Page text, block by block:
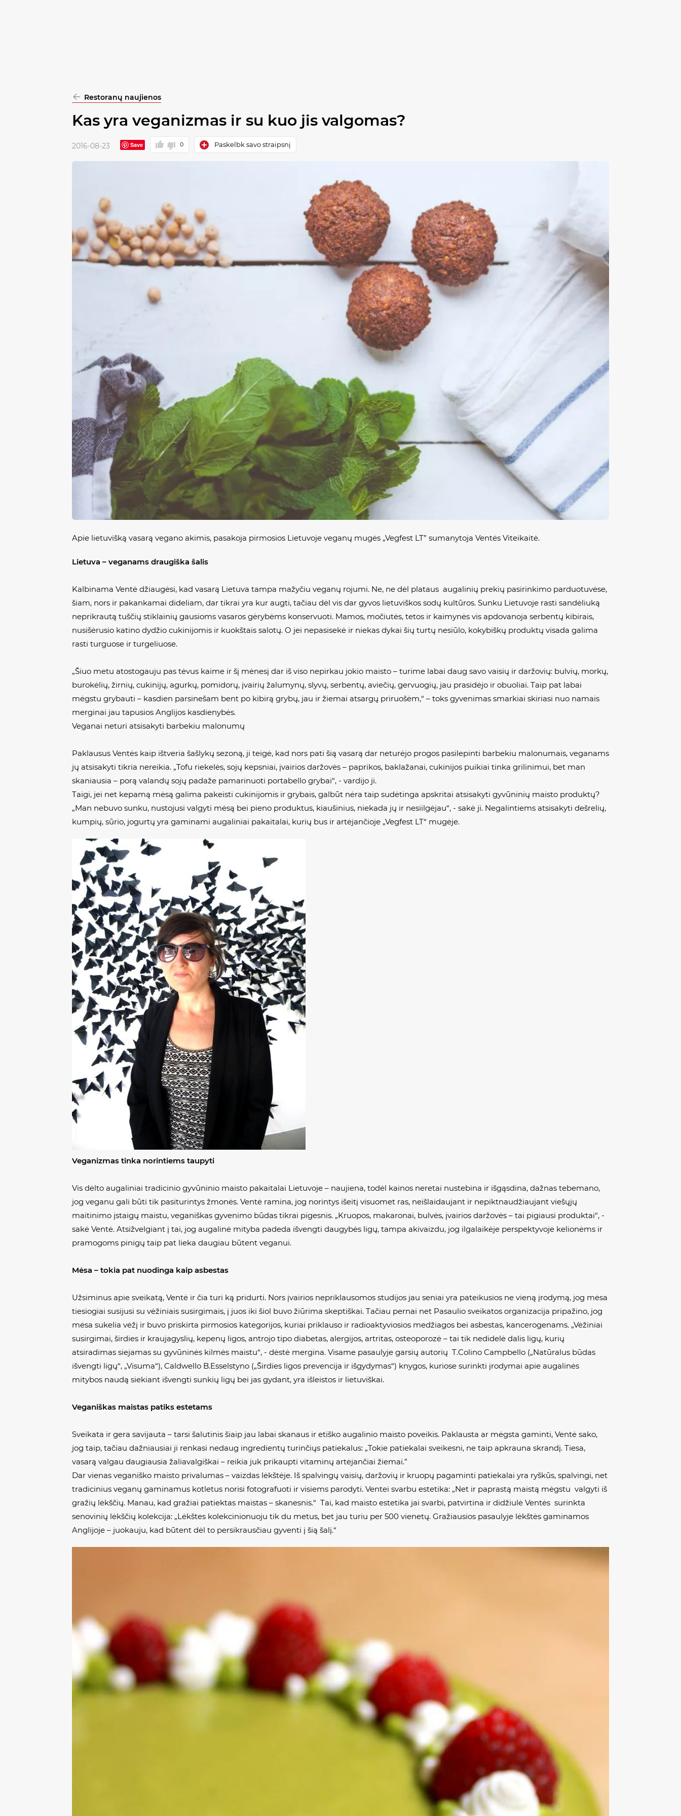
Restoranų naujienos
Kas yra veganizmas ir su kuo jis valgomas?
2016-08-23 Save 0 Paskelbk savo straipsnį
Apie lietuvišką vasarą vegano akimis, pasakoja pirmosios Lietuvoje veganų mugės „Vegfest LT” sumanytoja Ventės Viteikaitė.
Lietuva – veganams draugiška šalis
Kalbinama Ventė džiaugėsi, kad vasarą Lietuva tampa mažyčiu veganų rojumi. Ne, ne dėl plataus augalinių prekių pasirinkimo parduotuvėse,
šiam, nors ir pakankamai dideliam, dar tikrai yra kur augti, tačiau dėl vis dar gyvos lietuviškos sodų kultūros. Sunku Lietuvoje rasti sandėliuką
neprikrautą tuščių stiklainių gausioms vasaros gėrybėms konservuoti. Mamos, močiutės, tetos ir kaimynės vis apdovanoja serbentų kibirais,
nusišėrusio katino dydžio cukinijomis ir kuokštais salotų. O jei nepasisekė ir niekas dykai šių turtų nesiūlo, kokybiškų produktų visada galima
rasti turguose ir turgeliuose.
„Šiuo metu atostogauju pas tėvus kaime ir šį mėnesį dar iš viso nepirkau jokio maisto – turime labai daug savo vaisių ir daržovių: bulvių, morkų,
burokėlių, žirnių, cukinijų, agurkų, pomidorų, įvairių žalumynų, slyvų, serbentų, aviečių, gervuogių, jau prasidėjo ir obuoliai. Taip pat labai
mėgstu grybauti – kasdien parsinešam bent po kibirą grybų, jau ir žiemai atsargų priruošėm,“ – toks gyvenimas smarkiai skiriasi nuo namais
merginai jau tapusios Anglijos kasdienybės.
Veganai neturi atsisakyti barbekiu malonumų
Paklausus Ventės kaip ištveria šašlykų sezoną, ji teigė, kad nors pati šią vasarą dar neturėjo progos pasilepinti barbekiu malonumais, veganams
jų atsisakyti tikria nereikia. „Tofu riekelės, sojų kepsniai, įvairios daržovės – paprikos, baklažanai, cukinijos puikiai tinka grilinimui, bet man
skaniausia – porą valandų sojų padaže pamarinuoti portabello grybai“, - vardijo ji.
Taigi, jei net kepamą mėsą galima pakeisti cukinijomis ir grybais, galbūt nėra taip sudėtinga apskritai atsisakyti gyvūninių maisto produktų?
„Man nebuvo sunku, nustojusi valgyti mėsą bei pieno produktus, kiaušinius, niekada jų ir nesiilgėjau“, - sakė ji. Negalintiems atsisakyti dešrelių,
kumpių, sūrio, jogurtų yra gaminami augaliniai pakaitalai, kurių bus ir artėjančioje „Vegfest LT“ mugėje.
Veganizmas tinka norintiems taupyti
Vis dėlto augaliniai tradicinio gyvūninio maisto pakaitalai Lietuvoje – naujiena, todėl kainos neretai nustebina ir išgąsdina, dažnas tebemano,
jog veganu gali būti tik pasiturintys žmonės. Ventė ramina, jog norintys išeitį visuomet ras, neišlaidaujant ir nepiktnaudžiaujant viešųjų
maitinimo įstaigų maistu, veganiškas gyvenimo būdas tikrai pigesnis. „Kruopos, makaronai, bulvės, įvairios daržovės – tai pigiausi produktai“, -
sakė Ventė. Atsižvelgiant į tai, jog augalinė mityba padeda išvengti daugybės ligų, tampa akivaizdu, jog ilgalaikėje perspektyvoje kelionėms ir
pramogoms pinigų taip pat lieka daugiau būtent veganui.
Mėsa – tokia pat nuodinga kaip asbestas
Užsiminus apie sveikatą, Ventė ir čia turi ką pridurti. Nors įvairios nepriklausomos studijos jau seniai yra pateikusios ne vieną įrodymą, jog mėsa
tiesiogiai susijusi su vėžiniais susirgimais, į juos iki šiol buvo žiūrima skeptiškai. Tačiau pernai net Pasaulio sveikatos organizacija pripažino, jog
mėsa sukelia vėžį ir buvo priskirta pirmosios kategorijos, kuriai priklauso ir radioaktyviosios medžiagos bei asbestas, kancerogenams. „Vėžiniai
susirgimai, širdies ir kraujagyslių, kepenų ligos, antrojo tipo diabetas, alergijos, artritas, osteoporozė – tai tik nedidelė dalis ligų, kurių
atsiradimas siejamas su gyvūninės kilmės maistu“, - dėstė mergina. Visame pasaulyje garsių autorių T.Colino Campbello („Natūralus būdas
išvengti ligų“, „Visuma“), Caldwello B.Esselstyno („Širdies ligos prevencija ir išgydymas“) knygos, kuriose surinkti įrodymai apie augalinės
mitybos naudą siekiant išvengti sunkių ligų bei jas gydant, yra išleistos ir lietuviškai.
Veganiškas maistas patiks estetams
Sveikata ir gera savijauta – tarsi šalutinis šiaip jau labai skanaus ir etiško augalinio maisto poveikis. Paklausta ar mėgsta gaminti, Ventė sako,
jog taip, tačiau dažniausiai ji renkasi nedaug ingredientų turinčiųs patiekalus: „Tokie patiekalai sveikesni, ne taip apkrauna skrandį. Tiesa,
vasarą valgau daugiausia žaliavalgiškai – reikia juk prikaupti vitaminų artėjančiai žiemai.”
Dar vienas veganiško maisto privalumas – vaizdas lėkštėje. Iš spalvingų vaisių, daržovių ir kruopų pagaminti patiekalai yra ryškūs, spalvingi, net
tradicinius veganų gaminamus kotletus norisi fotografuoti ir visiems parodyti. Ventei svarbu estetika: „Net ir paprastą maistą mėgstu valgyti iš
gražių lėkščių. Manau, kad gražiai patiektas maistas – skanesnis.“ Tai, kad maisto estetika jai svarbi, patvirtina ir didžiulė Ventės surinkta
senovinių lėkščių kolekcija: „Lėkštes kolekcinionuoju tik du metus, bet jau turiu per 500 vienetų. Gražiausios pasaulyje lėkštės gaminamos
Anglijoje – juokauju, kad būtent dėl to persikrausčiau gyventi į šią šalį.“